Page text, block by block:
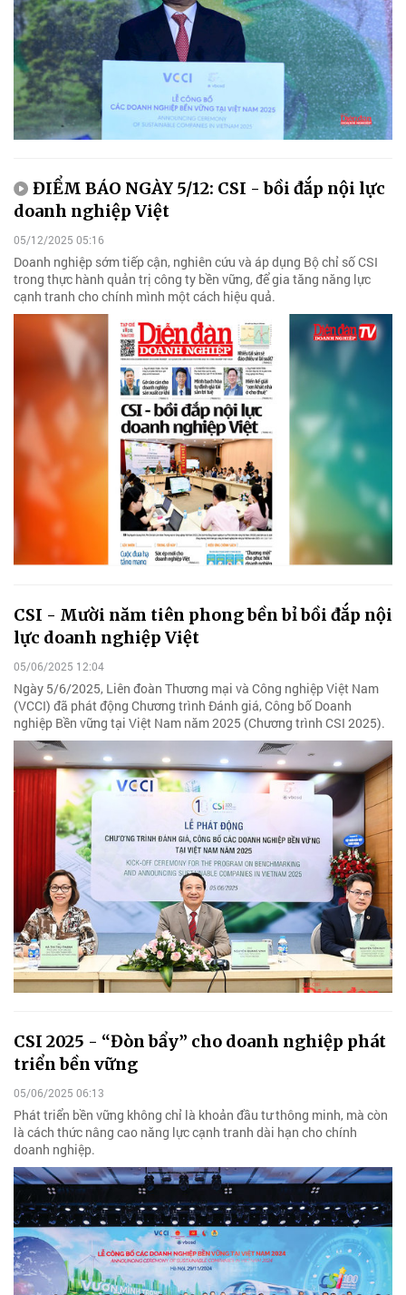
ĐIỂM BÁO NGÀY 5/12: CSI - bồi đắp nội lực
doanh nghiệp Việt
05/12/2025 05:16
Doanh nghiệp sớm tiếp cận, nghiên cứu và áp dụng Bộ chỉ số CSI
trong thực hành quản trị công ty bền vững, để gia tăng năng lực
cạnh tranh cho chính mình một cách hiệu quả.
CSI - Mười năm tiên phong bền bỉ bồi đắp nội
lực doanh nghiệp Việt
05/06/2025 12:04
Ngày 5/6/2025, Liên đoàn Thương mại và Công nghiệp Việt Nam
(VCCI) đã phát động Chương trình Đánh giá, Công bố Doanh
nghiệp Bền vững tại Việt Nam năm 2025 (Chương trình CSI 2025).
CSI 2025 - “Đòn bẩy” cho doanh nghiệp phát
triển bền vững
05/06/2025 06:13
Phát triển bền vững không chỉ là khoản đầu tư thông minh, mà còn
là cách thức nâng cao năng lực cạnh tranh dài hạn cho chính
doanh nghiệp.